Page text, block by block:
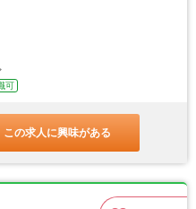
可
この求人に興味がある